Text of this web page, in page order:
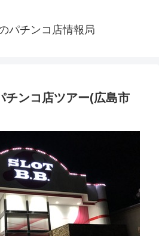
パチンコ店情報局
チンコ店ツアー(広島市